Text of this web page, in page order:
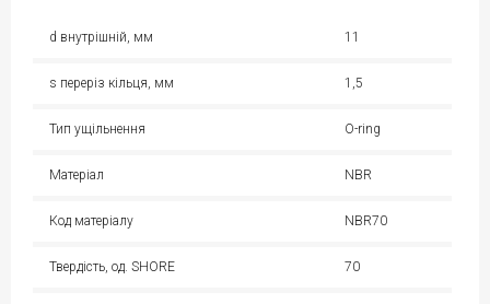
d внутрішній, мм 11
s переріз кільця, мм 1,5
Тип ущільнення O-ring
Матеріал NBR
Код матеріалу NBR70
Твердість, од. SHORE 70